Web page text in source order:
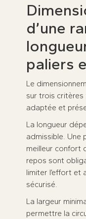
d’une
paliers
Le
sur trois critères
adaptée et
La longueur
admissible. Une
meilleur confort
repos sont
limiter l’effort et
sécurisé.
La largeur
permettre la